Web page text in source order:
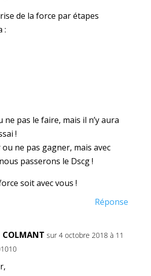
de la force par étapes
:
ne pas le faire, mais il n’y aura
!
ou ne pas gagner, mais avec
passerons le Dscg !
soit avec vous !
Réponse
COLMANT sur 4 octobre 2018 à 11